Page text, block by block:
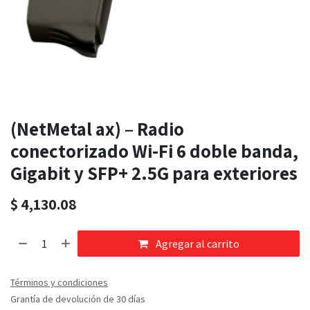
(NetMetal ax) – Radio
conectorizado Wi-Fi 6 doble banda,
Gigabit y SFP+ 2.5G para exteriores
$ 4,130.08
Agregar al carrito
Términos y condiciones
Grantía de devolución de 30 días